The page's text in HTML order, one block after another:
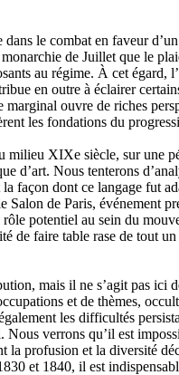
dans le combat en faveur
de Juillet que le
au régime. À cet égard,
en outre à éclairer
ouvre de riches
les fondations du
milieu XIXe siècle, sur une
d’art. Nous tenterons
façon dont ce langage fut
de Paris, événement
potentiel au sein du
de faire table rase de tout
mais il ne s’agit pas ici
et de thèmes,
les difficultés
verrons qu’il est
la profusion et la diversité
et 1840, il est